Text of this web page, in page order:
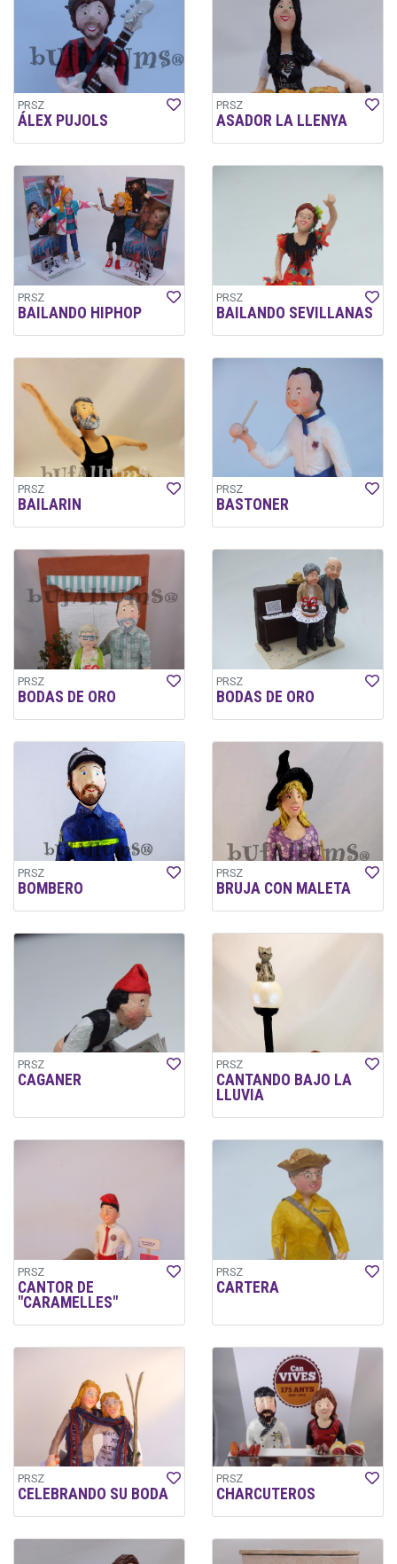
PRSZ
ÁLEX PUJOLS
PRSZ
ASADOR LA LLENYA
PRSZ
BAILANDO HIPHOP
PRSZ
BAILANDO SEVILLANAS
PRSZ
BAILARIN
PRSZ
BASTONER
PRSZ
BODAS DE ORO
PRSZ
BODAS DE ORO
PRSZ
BOMBERO
PRSZ
BRUJA CON MALETA
PRSZ
CAGANER
PRSZ
CANTANDO BAJO LA
LLUVIA
PRSZ
CANTOR DE
"CARAMELLES"
PRSZ
CARTERA
PRSZ
CELEBRANDO SU BODA
PRSZ
CHARCUTEROS